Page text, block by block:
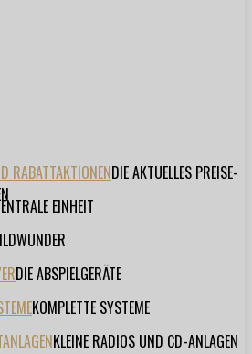
RABATTAKTIONENDIE AKTUELLES PREISE-
EINHEIT
DIE ABSPIELGERÄTE
KOMPLETTE SYSTEME
KLEINE RADIOS UND CD-ANLAGEN